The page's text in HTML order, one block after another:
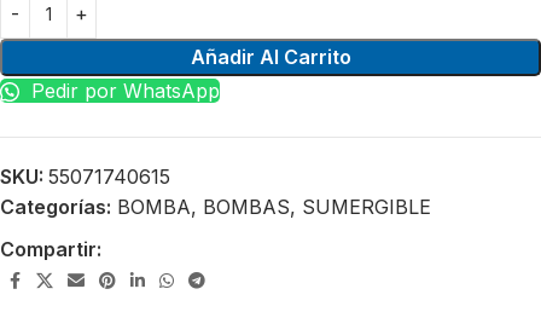
Añadir Al Carrito
Pedir por WhatsApp
SKU: 55071740615
Categorías: BOMBA, BOMBAS, SUMERGIBLE
Compartir: